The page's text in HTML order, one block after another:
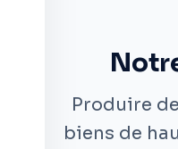
Produire
biens de